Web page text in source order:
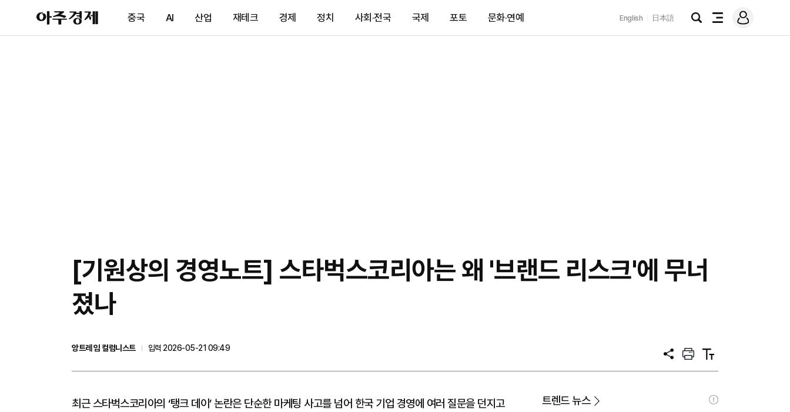
아
주
제
중국 AI 산업 재테크 경제 정치 사회·전국 국제 포토 문화·연예 English 日本語
검
전
메
그
[기원상의 경영노트] 스타벅스코리아는 왜 '브랜드 리스크'에 무너
졌나
앙트레 임 컬럼니스트
입력 2026-05-21 09:49
공
프
트
텍
트
최근 스타벅스코리아의 ‘탱크 데이’ 논란은 단순한 마케팅 사고를 넘어 한국 기업 경영에 여러 질문을 던지고
트렌드 뉴스